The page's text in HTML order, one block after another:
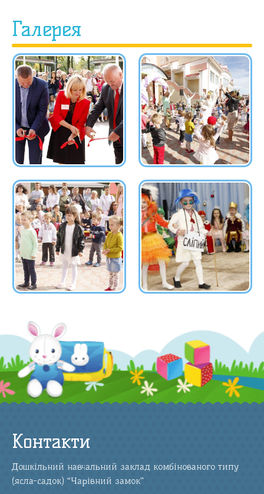
Галерея
Контакти
Дошкільний навчальний заклад комбінованого типу
(ясла-садок) “Чарівний замок”